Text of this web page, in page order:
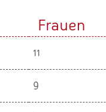
Frauen
11
9